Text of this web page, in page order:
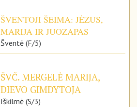
ŠVENTOJI ŠEIMA: JĖZUS,
MARIJA IR JUOZAPAS
Šventė (F/5)
ŠVČ. MERGELĖ MARIJA,
DIEVO GIMDYTOJA
Iškilmė (S/3)